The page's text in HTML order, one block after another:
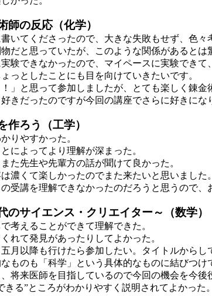
師の反応（化学）
いてくださったので、大きな失敗もせず、色々
だと思っていたが、このような関係があるとは
験できなかったので、マイペースに実験できて
っとしたことにも目を向けていきたいです。
」と思って参加しましたが、とても楽しく錬金
きだったのですが今回の講座でさらに好きにな
作ろう（工学）
りやすかった。
によってより理解が深まった。
た先生や先輩方の話が聞けて良かった。
濃くて楽しかったのでまた来たいと思いました。
受講を理解できなかったのだろうと思うので、
のサイエンス・クリエイター～（数学）
考えることができて理解できた。
れて発見があったりしてよかった。
月以降も行けたら参加したい。タイトルからし
ものも「科学」という具体的なものに結びつけ
将来医師を目指しているので今回の機会を今後
きる”ところがわかりやすく説明されてよかった。